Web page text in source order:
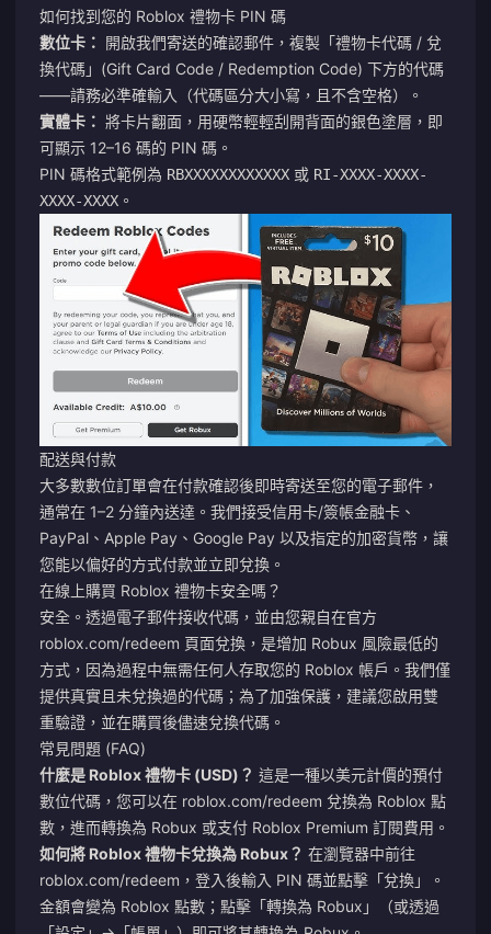
如何找到您的 Roblox 禮物卡 PIN 碼
數位卡： 開啟我們寄送的確認郵件，複製「禮物卡代碼 / 兌
換代碼」(Gift Card Code / Redemption Code) 下方的代碼
——請務必準確輸入（代碼區分大小寫，且不含空格）。
實體卡： 將卡片翻面，用硬幣輕輕刮開背面的銀色塗層，即
可顯示 12–16 碼的 PIN 碼。
PIN 碼格式範例為 RBXXXXXXXXXXXX 或 RI-XXXX-XXXX-
XXXX-XXXX 。
配送與付款
大多數數位訂單會在付款確認後即時寄送至您的電子郵件，
通常在 1–2 分鐘內送達。我們接受信用卡/簽帳金融卡、
PayPal、Apple Pay、Google Pay 以及指定的加密貨幣，讓
您能以偏好的方式付款並立即兌換。
在線上購買 Roblox 禮物卡安全嗎？
安全。透過電子郵件接收代碼，並由您親自在官方
roblox.com/redeem 頁面兌換，是增加 Robux 風險最低的
方式，因為過程中無需任何人存取您的 Roblox 帳戶。我們僅
提供真實且未兌換過的代碼；為了加強保護，建議您啟用雙
重驗證，並在購買後儘速兌換代碼。
常見問題 (FAQ)
什麼是 Roblox 禮物卡 (USD)？ 這是一種以美元計價的預付
數位代碼，您可以在 roblox.com/redeem 兌換為 Roblox 點
數，進而轉換為 Robux 或支付 Roblox Premium 訂閱費用。
如何將 Roblox 禮物卡兌換為 Robux？ 在瀏覽器中前往
roblox.com/redeem，登入後輸入 PIN 碼並點擊「兌換」。
金額會變為 Roblox 點數；點擊「轉換為 Robux」（或透過